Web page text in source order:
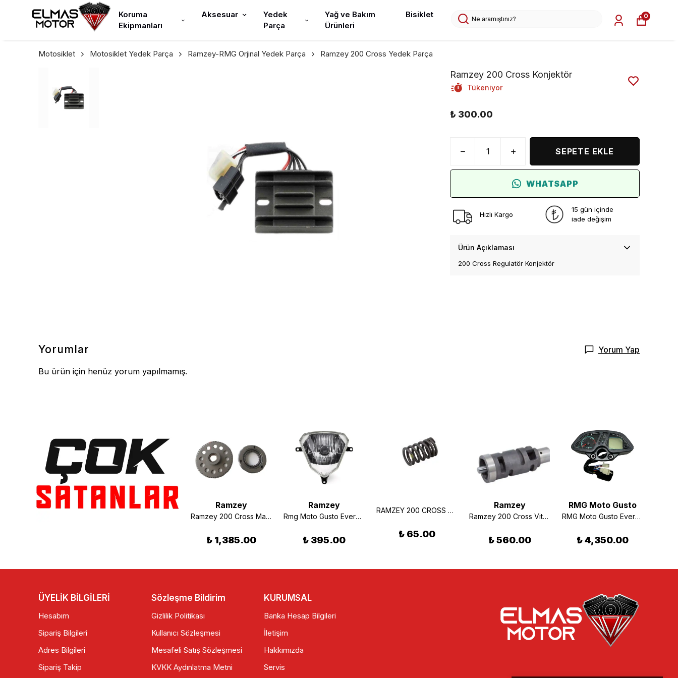
Koruma
Ekipmanları
Aksesuar
Yedek
Parça
Yağ ve Bakım
Ürünleri
Bisiklet 0
Motosiklet Motosiklet Yedek Parça Ramzey-RMG Orjinal Yedek Parça Ramzey 200 Cross Yedek Parça
Ramzey 200 Cross Konjektör
Tükeniyor
₺ 300.00
SEPETE EKLE
WHATSAPP
Hızlı Kargo
15 gün içinde
iade değişim
Ürün Açıklaması
200 Cross Regulatör Konjektör
Yorumlar Yorum Yap
Bu ürün için henüz yorum yapılmamış.
RAMZEY 200 CROSS DEBRİYAJ GÖBEK AYAR APARATI
Ramzey Ramzey
Ramzey 200 Cross Marş Rublesi
₺ 1,385.00
Ramzey
Rmg Moto Gusto Everest Ön Far Komple Orjinal
₺ 395.00
RAMZEY 200 CROSS SUBAP YAYI DIŞ
₺ 65.00
Ramzey
Ramzey 200 Cross Vites Değiştirme Tamburu Orjinal
₺ 560.00
RMG Moto Gusto
RMG Moto Gusto Everest 200 Cross Gösterge
₺ 4,350.00
ÜYELİK BİLGİLERİ
Hesabım
Sipariş Bilgileri
Adres Bilgileri
Sipariş Takip
Sözleşme Bildirim
Gizlilik Politikası
Kullanıcı Sözleşmesi
Mesafeli Satış Sözleşmesi
KVKK Aydınlatma Metni
KURUMSAL
Banka Hesap Bilgileri
İletişim
Hakkımızda
Servis